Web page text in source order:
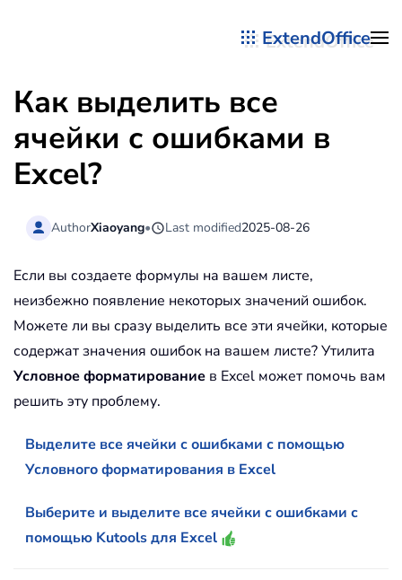
ExtendOffice
Как выделить все
ячейки с ошибками в
Excel?
AuthorXiaoyang• Last modified2025-08-26
Если вы создаете формулы на вашем листе,
неизбежно появление некоторых значений ошибок.
Можете ли вы сразу выделить все эти ячейки, которые
содержат значения ошибок на вашем листе? Утилита
Условное форматирование в Excel может помочь вам
решить эту проблему.
Выделите все ячейки с ошибками с помощью
Условного форматирования в Excel
Выберите и выделите все ячейки с ошибками с
помощью Kutools для Excel